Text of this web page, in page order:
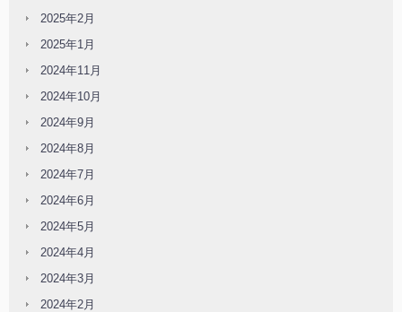
2025年2月
2025年1月
2024年11月
2024年10月
2024年9月
2024年8月
2024年7月
2024年6月
2024年5月
2024年4月
2024年3月
2024年2月